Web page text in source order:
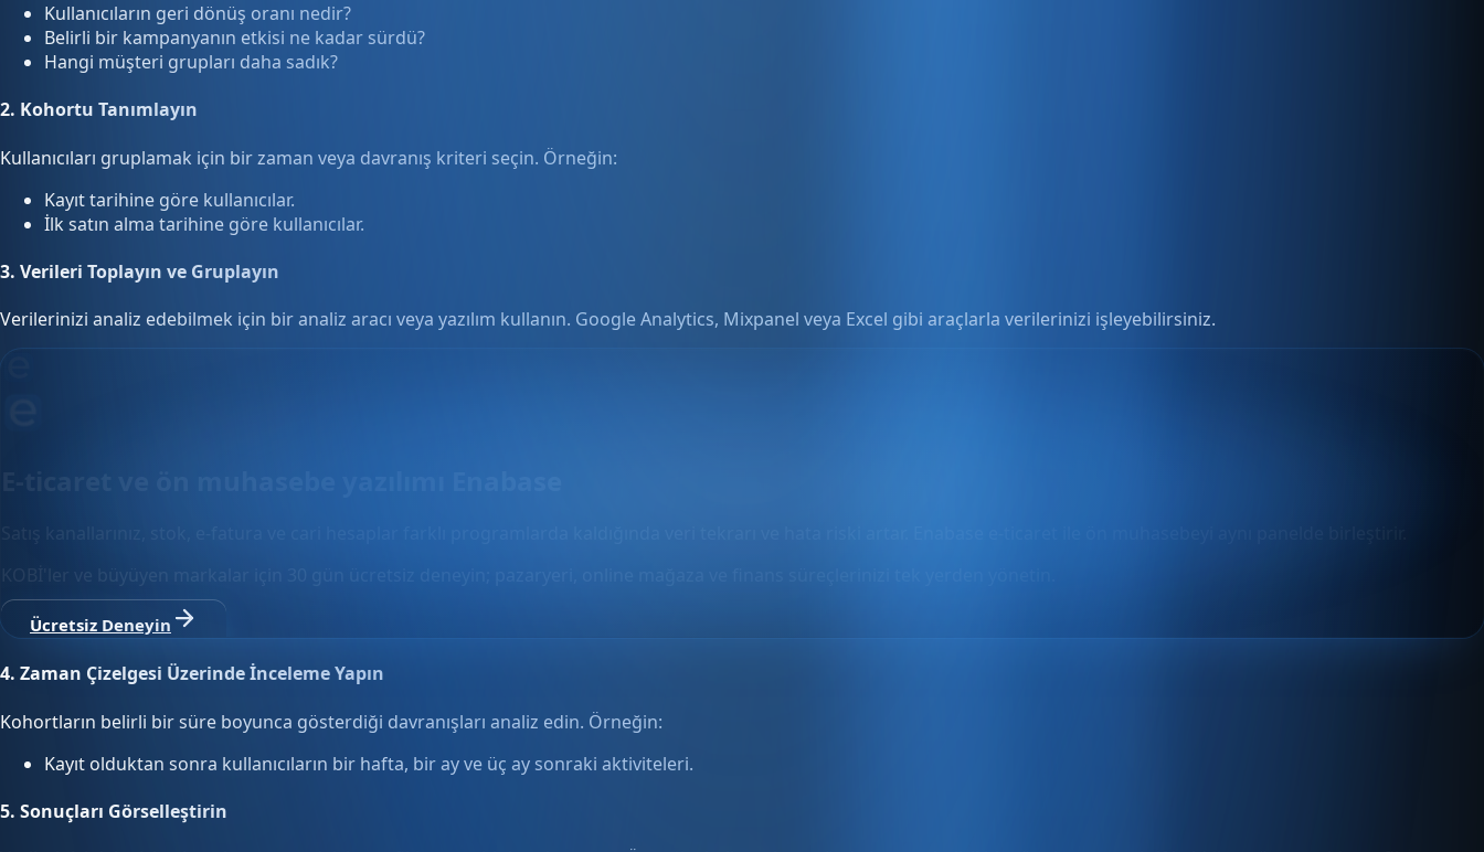
Kullanıcıların geri dönüş oranı nedir?
Belirli bir kampanyanın etkisi ne kadar sürdü?
Hangi müşteri grupları daha sadık?
2. Kohortu Tanımlayın
Kullanıcıları gruplamak için bir zaman veya davranış kriteri seçin. Örneğin:
Kayıt tarihine göre kullanıcılar.
İlk satın alma tarihine göre kullanıcılar.
3. Verileri Toplayın ve Gruplayın
Verilerinizi analiz edebilmek için bir analiz aracı veya yazılım kullanın. Google Analytics, Mixpanel veya Excel gibi araçlarla verilerinizi işleyebilirsiniz.
Ücretsiz Deneyin
4. Zaman Çizelgesi Üzerinde İnceleme Yapın
Kohortların belirli bir süre boyunca gösterdiği davranışları analiz edin. Örneğin:
Kayıt olduktan sonra kullanıcıların bir hafta, bir ay ve üç ay sonraki aktiviteleri.
5. Sonuçları Görselleştirin